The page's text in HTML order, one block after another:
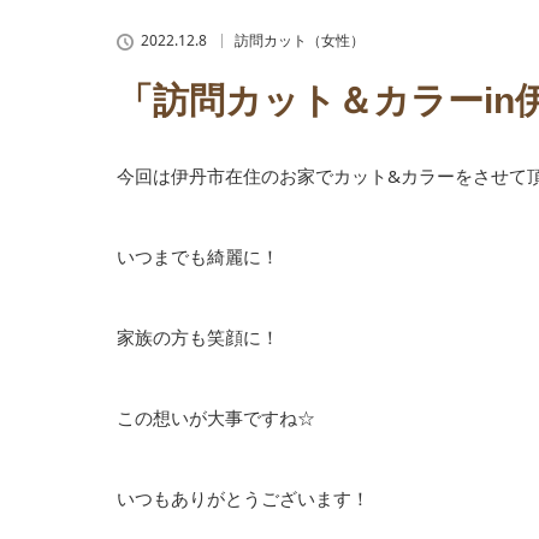
2022.12.8 訪問カット（女性）
「訪問カット＆カラーin
今回は伊丹市在住のお家でカット&カラーをさせて
いつまでも綺麗に！
家族の方も笑顔に！
この想いが大事ですね☆
いつもありがとうございます！